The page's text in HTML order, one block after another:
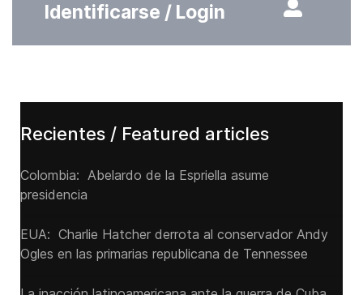
Identificarse / Login
Recientes / Featured articles
Colombia: Abelardo de la Espriella asume
presidencia
EUA: Charlie Hatcher derrota al conservador Andy
Ogles en las primarias republicana de Tennessee